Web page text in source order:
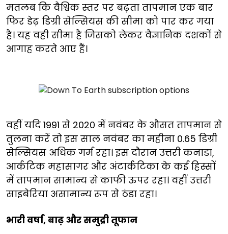
मतलब कि वैश्विक स्तर पर बढ़ता तापमान एक बार
फिर डेढ़ डिग्री सेल्सियस की सीमा को पार कर गया
है। यह वही सीमा है जिसको लेकर वैज्ञानिक दशकों से
आगाह करते आए हैं।
वहीं यदि 1991 से 2020 में नवंबर के औसत तापमान से
तुलना करें तो इस साल नवंबर का महीना 0.65 डिग्री
सेल्सियस अधिक गर्म रहा। इस दौरान उत्तरी कनाडा,
आर्कटिक महासागर और अंटार्कटिका के कई हिस्सों
में तापमान सामान्य से काफी ऊपर रहा। वहीं उत्तरी
साइबेरिया असामान्य रूप से ठंडा रहा।
भारी वर्षा, बाढ़ और समुद्री तूफान